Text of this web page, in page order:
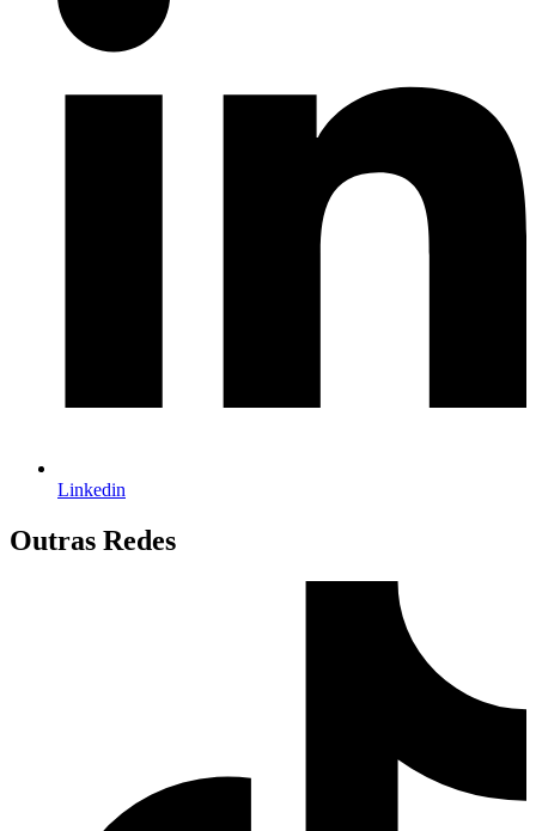
Linkedin
Outras Redes